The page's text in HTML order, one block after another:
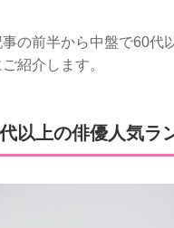
事の前半から中盤で60代
ご紹介します。
以上の俳優人気ラ